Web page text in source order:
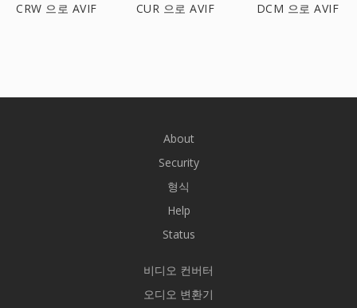
CRW 으로 AVIF CUR 으로 AVIF DCM 으로 AVIF
About
Security
형식
Help
Status
비디오 컨버터
오디오 변환기